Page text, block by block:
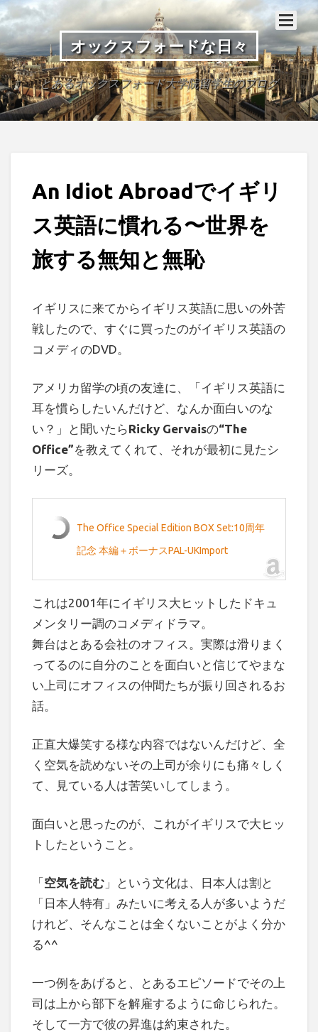
オックスフォードな日々
とあるオックスフォード大学院留学生のブログ
An Idiot Abroadでイギリ
ス英語に慣れる〜世界を
旅する無知と無恥
イギリスに来てからイギリス英語に思いの外苦
戦したので、すぐに買ったのがイギリス英語の
コメディのDVD。
アメリカ留学の頃の友達に、「イギリス英語に
耳を慣らしたいんだけど、なんか面白いのな
い？」と聞いたらRicky Gervaisの“The
Office”を教えてくれて、それが最初に見たシ
リーズ。
The Office Special Edition BOX Set:10周年
記念 本編＋ボーナスPAL-UKImport
これは2001年にイギリス大ヒットしたドキュ
メンタリー調のコメディドラマ。
舞台はとある会社のオフィス。実際は滑りまく
ってるのに自分のことを面白いと信じてやまな
い上司にオフィスの仲間たちが振り回されるお
話。
正直大爆笑する様な内容ではないんだけど、全
く空気を読めないその上司が余りにも痛々しく
て、見ている人は苦笑いしてしまう。
面白いと思ったのが、これがイギリスで大ヒッ
トしたということ。
「空気を読む 」という文化は、日本人は割と
「日本人特有」みたいに考える人が多いようだ
けれど、そんなことは全くないことがよく分か
る^^
一つ例をあげると、とあるエピソードでその上
司は上から部下を解雇するように命じられた。
そして一方で彼の昇進は約束された。